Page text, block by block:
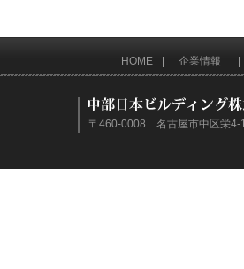
HOME 企業情報
〒460-0008 名古屋市中区栄4-